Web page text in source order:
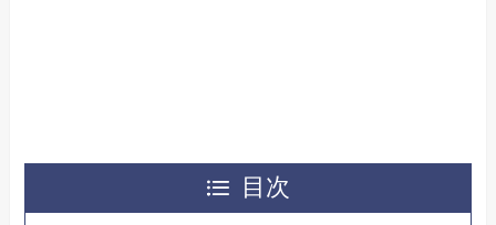
目次